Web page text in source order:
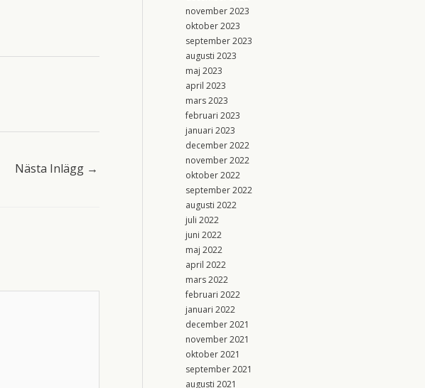
Nästa Inlägg →
november 2023
oktober 2023
september 2023
augusti 2023
maj 2023
april 2023
mars 2023
februari 2023
januari 2023
december 2022
november 2022
oktober 2022
september 2022
augusti 2022
juli 2022
juni 2022
maj 2022
april 2022
mars 2022
februari 2022
januari 2022
december 2021
november 2021
oktober 2021
september 2021
augusti 2021